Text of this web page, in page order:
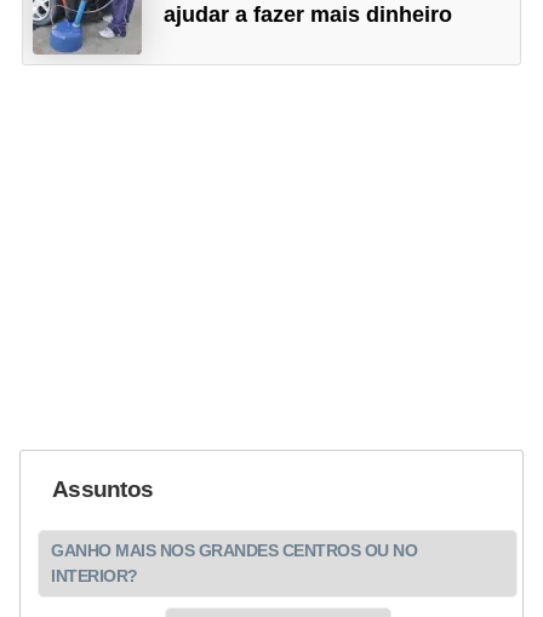
ajudar a fazer mais dinheiro
Assuntos
GANHO MAIS NOS GRANDES CENTROS OU NO
INTERIOR?